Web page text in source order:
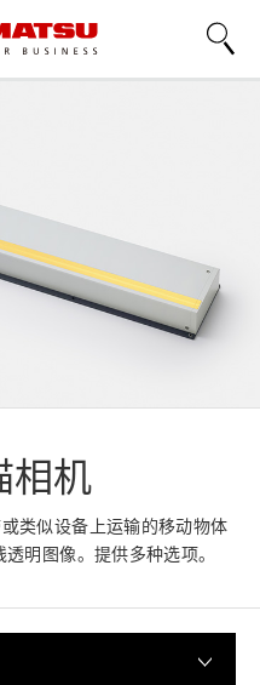
相机
类似设备上运输的移动物体
明图像。提供多种选项。